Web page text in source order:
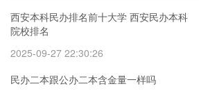
西安本科民办排名前十大学 西安民办本科
院校排名
2025-09-27 22:30:26
民办二本跟公办二本含金量一样吗